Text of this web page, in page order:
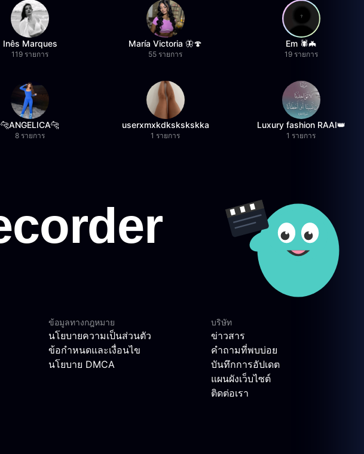
Inês Marques
119 รายการ
María Victoria 🦋🍄
55 รายการ
Em 🕷️🦇
19 รายการ
🐆ANGELICA🐆
8 รายการ
userxmxkdkskskskka
1 รายการ
Luxury fashion RAAI👑
1 รายการ
ข้อมูลทางกฎหมาย
นโยบายความเป็นส่วนตัว
ข้อกำหนดและเงื่อนไข
นโยบาย DMCA
บริษัท
ข่าวสาร
คำถามที่พบบ่อย
บันทึกการอัปเดต
แผนผังเว็บไซต์
ติดต่อเรา